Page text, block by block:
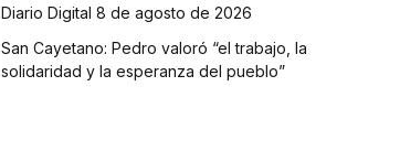
Diario Digital 8 de agosto de 2026
San Cayetano: Pedro valoró “el trabajo, la
solidaridad y la esperanza del pueblo”